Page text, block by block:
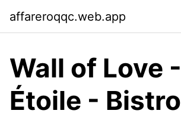
affareroqqc.web.app
Wall of Love
Étoile -